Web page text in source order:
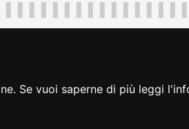
Se vuoi saperne di più leggi
feedback cambio preferenze cookie